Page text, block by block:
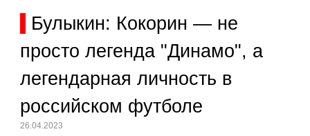
Булыкин: Кокорин — не
просто легенда "Динамо", а
легендарная личность в
российском футболе
26.04.2023